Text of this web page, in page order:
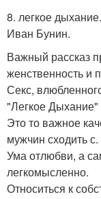
8. легкое дыхание.
Иван Бунин.
Важный рассказ
женственность и
Секс,
"Легкое Дыхание"
Это то важное
мужчин сходить с.
Ума отлюбви, а
легкомысленно.
Относиться к